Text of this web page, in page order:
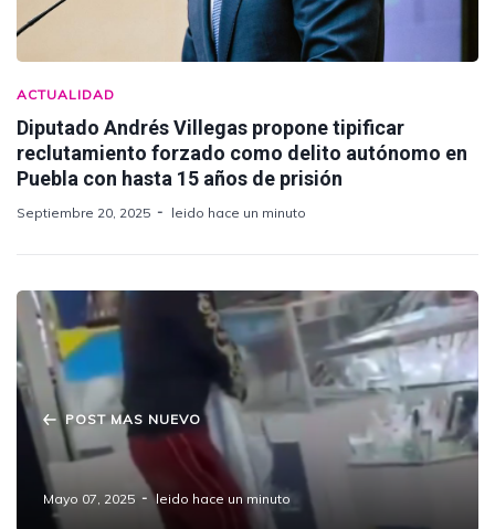
ACTUALIDAD
Diputado Andrés Villegas propone tipificar
reclutamiento forzado como delito autónomo en
Puebla con hasta 15 años de prisión
Septiembre 20, 2025 leido hace un minuto
POST MAS NUEVO
Asalto violento en tienda Coppel de Amozoc
Mayo 07, 2025 leido hace un minuto